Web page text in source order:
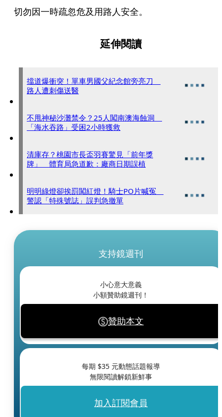
切勿因一時疏忽危及用路人安全。
延伸閱讀
擋道爆衝突！單車男國父紀念館旁亮刀
路人遭刺傷送醫
不甩神秘沙灘禁令？25人闖南澳海蝕洞
「海水吞路」受困2小時獲救
清庫存？桃園市長盃羽賽驚見「前年獎
牌」 體育局急道歉：廠商日期誤植
明明綠燈卻挨罰闖紅燈！騎士PO片喊冤
警認「特殊號誌」誤判急撤單
支持鏡週刊
小心意大意義
小額贊助鏡週刊！
贊助本文
每期 $35 元動態話題報導
無限閱讀解鎖新鮮事
加入訂閱會員